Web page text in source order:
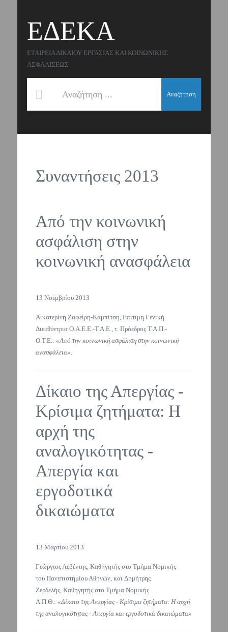
ΕΔΕΚΑ
ΕΤΑΙΡΕΙΑ ΔΙΚΑΙΟΥ ΕΡΓΑΣΙΑΣ ΚΑΙ ΚΟΙΝΩΝΙΚΗΣ
ΑΣΦΑΛΙΣΕΩΣ
Αναζήτηση
Συναντήσεις 2013
Από την κοινωνική
ασφάλιση στην
κοινωνική ανασφάλεια
13 Νοεμβρίου 2013
Αικατερίνη Ζαφείρη-Καμπίτση, Επίτιμη Γενική
Διευθύντρια Ο.Α.Ε.Ε.-Τ.Α.Ε., τ. Πρόεδρος Τ.Α.Π.-
Ο.Τ.Ε.: «Από την κοινωνική ασφάλιση στην κοινωνική
ανασφάλεια».
Δίκαιο της Απεργίας -
Κρίσιμα ζητήματα: Η
αρχή της
αναλογικότητας -
Απεργία και
εργοδοτικά
δικαιώματα
13 Μαρτίου 2013
Γεώργιος Λεβέντης, Καθηγητής στο Τμήμα Νομικής
του Πανεπιστημίου Αθηνών, και Δημήτρης
Ζερδελής, Καθηγητής στο Τμήμα Νομικής
Α.Π.Θ.: «Δίκαιο της Απεργίας - Κρίσιμα ζητήματα: Η αρχή
της αναλογικότητας - Απεργία και εργοδοτικά δικαιώματα»